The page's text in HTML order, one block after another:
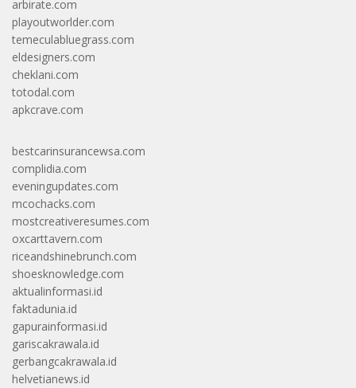
arbirate.com
playoutworlder.com
temeculabluegrass.com
eldesigners.com
cheklani.com
totodal.com
apkcrave.com
bestcarinsurancewsa.com
complidia.com
eveningupdates.com
mcochacks.com
mostcreativeresumes.com
oxcarttavern.com
riceandshinebrunch.com
shoesknowledge.com
aktualinformasi.id
faktadunia.id
gapurainformasi.id
gariscakrawala.id
gerbangcakrawala.id
helvetianews.id